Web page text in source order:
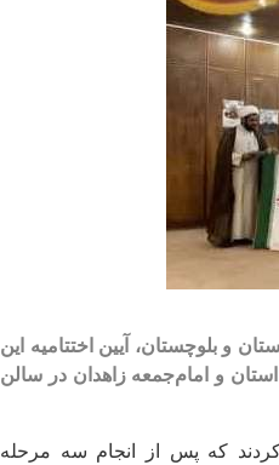
و بلوچستان، آیین اختتامیه این
نماینده ولی‌فقیه در استان و امام‌جمعه زاهدان در سالن
در جشنواره مشارکت کردند که پس از انجام سه مرحله